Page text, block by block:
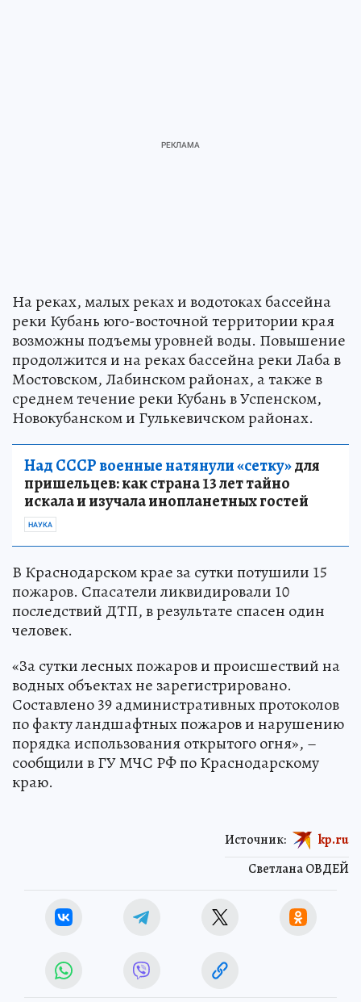
На реках, малых реках и водотоках бассейна
реки Кубань юго-восточной территории края
возможны подъемы уровней воды. Повышение
продолжится и на реках бассейна реки Лаба в
Мостовском, Лабинском районах, а также в
среднем течение реки Кубань в Успенском,
Новокубанском и Гулькевичском районах.
Над СССР военные натянули «сетку»для
пришельцев: как страна 13 лет тайно
искала и изучала инопланетных гостей
НАУКА
В Краснодарском крае за сутки потушили 15
пожаров. Спасатели ликвидировали 10
последствий ДТП, в результате спасен один
человек.
«За сутки лесных пожаров и происшествий на
водных объектах не зарегистрировано.
Составлено 39 административных протоколов
по факту ландшафтных пожаров и нарушению
порядка использования открытого огня», –
сообщили в ГУ МЧС РФ по Краснодарскому
краю.
Светлана ОВДЕЙ
Источник: kp.ru